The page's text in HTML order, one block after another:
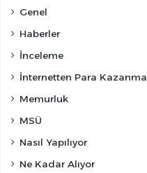
Genel
Haberler
İnceleme
İnternetten Para Kazanma
Memurluk
MSÜ
Nasıl Yapılıyor
Ne Kadar Alıyor